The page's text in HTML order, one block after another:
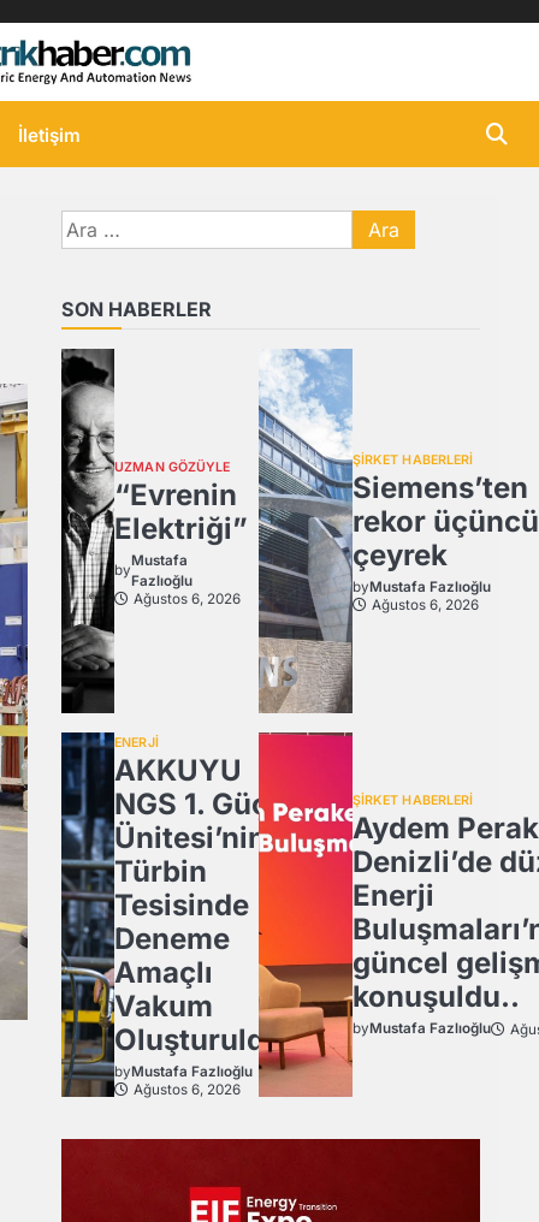
İletişim
Arama:
SON HABERLER
UZMAN GÖZÜYLE
“Evrenin
Elektriği”
by
Mustafa
Fazlıoğlu
Ağustos 6, 2026
ŞİRKET HABERLERİ
Siemens’ten
rekor üçüncü
çeyrek
byMustafa Fazlıoğlu
Ağustos 6, 2026
ENERJİ
AKKUYU
NGS 1. Güç
Ünitesi’nin
Türbin
Tesisinde
Deneme
Amaçlı
Vakum
Oluşturuldu.
byMustafa Fazlıoğlu
Ağustos 6, 2026
ŞİRKET HABERLERİ
Aydem
Denizli’de
Enerji
güncel
konuşuldu..
byMustafa Fazlıoğlu